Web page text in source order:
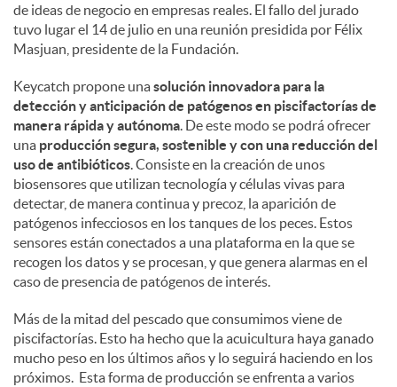
de ideas de negocio en empresas reales. El fallo del jurado
tuvo lugar el 14 de julio en una reunión presidida por Félix
Masjuan, presidente de la Fundación.
Keycatch propone unasolución innovadora para la
detección y anticipación de patógenos en piscifactorías de
manera rápida y autónoma. De este modo se podrá ofrecer
una producción segura, sostenible y con una reducción del
uso de antibióticos. Consiste en la creación de unos
biosensores que utilizan tecnología y células vivas para
detectar, de manera continua y precoz, la aparición de
patógenos infecciosos en los tanques de los peces. Estos
sensores están conectados a una plataforma en la que se
recogen los datos y se procesan, y que genera alarmas en el
caso de presencia de patógenos de interés.
Más de la mitad del pescado que consumimos viene de
piscifactorías. Esto ha hecho que la acuicultura haya ganado
mucho peso en los últimos años y lo seguirá haciendo en los
próximos. Esta forma de producción se enfrenta a varios